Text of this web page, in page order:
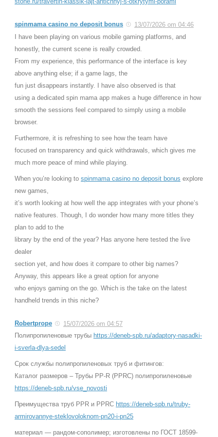
spinmama casino no deposit bonus
13/07/2026 om 04:46
I have been playing on various mobile gaming platforms, and
honestly, the current scene is really crowded.
From my experience, this performance of the interface is key
above anything else; if a game lags, the
fun just disappears instantly. I have also observed is that
using a dedicated spin mama app makes a huge difference in how
smooth the sessions feel compared to simply using a mobile
browser.
Furthermore, it is refreshing to see how the team have
focused on transparency and quick withdrawals, which gives me
much more peace of mind while playing.
When you’re looking to spinmama casino no deposit bonus explore
new games,
it’s worth looking at how well the app integrates with your phone’s
native features. Though, I do wonder how many more titles they
plan to add to the
library by the end of the year? Has anyone here tested the live
dealer
section yet, and how does it compare to other big names?
Anyway, this appears like a great option for anyone
who enjoys gaming on the go. Which is the take on the latest
handheld trends in this niche?
Robertprope
15/07/2026 om 04:57
Полипропиленовые трубы https://deneb-spb.ru/adaptory-nasadki-
i-sverla-dlya-sedel
Срок службы полипропиленовых труб и фитингов:
Каталог размеров – Трубы PP-R (PPRC) полипропиленовые
https://deneb-spb.ru/vse_novosti
Преимущества труб PPR и PPRC https://deneb-spb.ru/truby-
armirovannye-steklovoloknom-pn20-i-pn25
материал — рандом-сополимер; изготовлены по ГОСТ 18599-